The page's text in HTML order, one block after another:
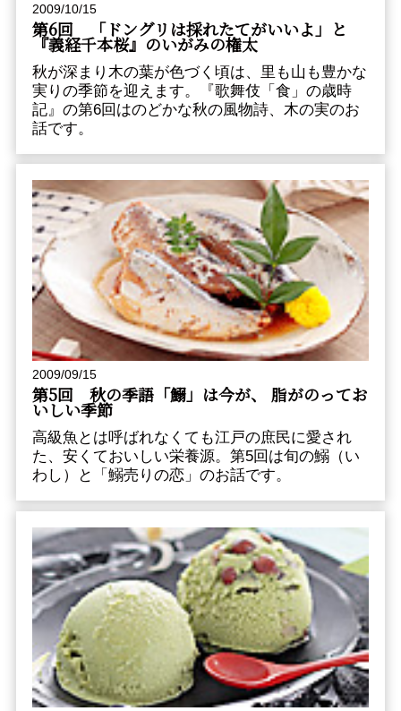
2009/10/15
第6回 「ドングリは採れたてがいいよ」と
『義経千本桜』のいがみの権太
秋が深まり木の葉が色づく頃は、里も山も豊かな
実りの季節を迎えます。『歌舞伎「食」の歳時
記』の第6回はのどかな秋の風物詩、木の実のお
話です。
2009/09/15
第5回 秋の季語「鰯」は今が、 脂がのってお
いしい季節
高級魚とは呼ばれなくても江戸の庶民に愛され
た、安くておいしい栄養源。第5回は旬の鰯（い
わし）と「鰯売りの恋」のお話です。